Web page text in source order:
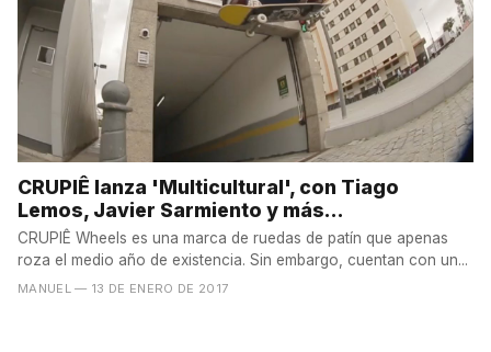
CRUPIÊ lanza 'Multicultural', con Tiago
Lemos, Javier Sarmiento y más...
CRUPIÊ Wheels es una marca de ruedas de patín que apenas
roza el medio año de existencia. Sin embargo, cuentan con un...
MANUEL — 13 DE ENERO DE 2017